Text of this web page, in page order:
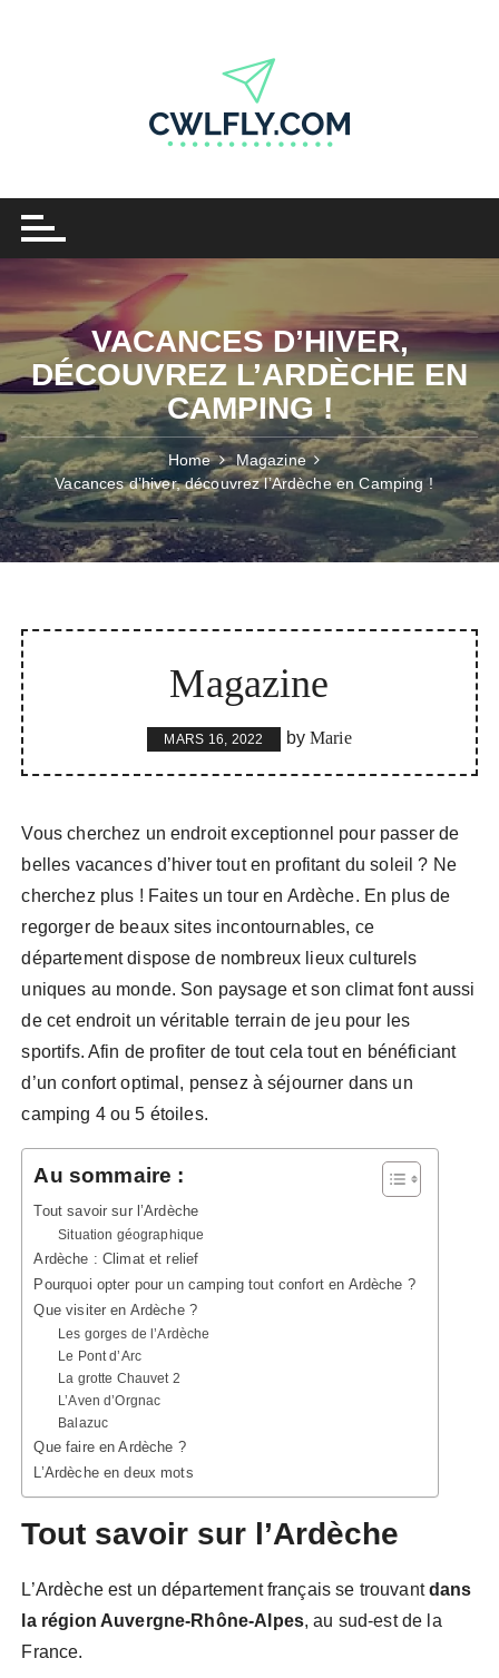
VACANCES D’HIVER,
DÉCOUVREZ L’ARDÈCHE EN
CAMPING !
Home
Magazine
Vacances d’hiver, découvrez l’Ardèche en Camping !
Magazine
MARS 16, 2022 by Marie
Vous cherchez un endroit exceptionnel pour passer de
belles vacances d’hiver tout en profitant du soleil ? Ne
cherchez plus ! Faites un tour en Ardèche. En plus de
regorger de beaux sites incontournables, ce
département dispose de nombreux lieux culturels
uniques au monde. Son paysage et son climat font aussi
de cet endroit un véritable terrain de jeu pour les
sportifs. Afin de profiter de tout cela tout en bénéficiant
d’un confort optimal, pensez à séjourner dans un
camping 4 ou 5 étoiles.
Au sommaire :
Tout savoir sur l’Ardèche
Situation géographique
Ardèche : Climat et relief
Pourquoi opter pour un camping tout confort en Ardèche ?
Que visiter en Ardèche ?
Les gorges de l’Ardèche
Le Pont d’Arc
La grotte Chauvet 2
L’Aven d’Orgnac
Balazuc
Que faire en Ardèche ?
L’Ardèche en deux mots
Tout savoir sur l’Ardèche
L’Ardèche est un département français se trouvantdans
la région Auvergne-Rhône-Alpes, au sud-est de la
France.